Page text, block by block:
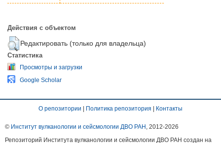
Действия с объектом
Редактировать (только для владельца)
Статистика
Просмотры и загрузки
Google Scholar
О репозитории | Политика репозитория | Контакты
© Институт вулканологии и сейсмологии ДВО РАН , 2012-2026
Репозиторий Института вулканологии и сейсмологии ДВО РАН создан на